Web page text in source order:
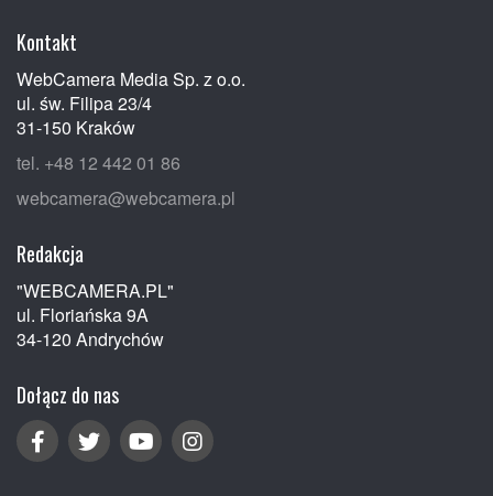
Kontakt
WebCamera Media Sp. z o.o.
ul. św. Filipa 23/4
31-150 Kraków
tel. +48 12 442 01 86
webcamera@webcamera.pl
Redakcja
"WEBCAMERA.PL"
ul. Floriańska 9A
34-120 Andrychów
Dołącz do nas